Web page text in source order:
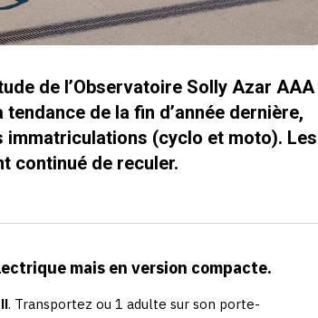
de l’Observatoire Solly Azar AAA
de la fin d’année dernière,
immatriculations (cyclo et moto). Les
continué de reculer.